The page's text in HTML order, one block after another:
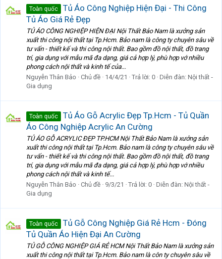
Toàn quốc
Tủ Áo Công Nghiệp Hiện Đại - Thi Công
Tủ Áo Giá Rẻ Đẹp
TỦ ÁO CÔNG NGHIỆP HIỆN ĐẠI Nội Thất Bảo Nam là xưởng sản
xuất thi công nội thất tại Tp.Hcm. Bảo nam là công ty chuyên sâu về
tư vấn - thiết kế và thi công nội thất. Bao gồm đồ nội thất, đồ trang
trí, gia dụng với mẫu mã đa dạng, giá cả hợp lý, phù hợp vớ nhiều
phong cách nội thất và kinh tế của...
Nguyễn Thân Bảo
Chủ đề 14/4/21 Trả lời: 0 Diễn đàn: Nội thất -
Gia dụng
Toàn quốc
Tủ Áo Gỗ Acrylic Đẹp Tp.Hcm - Tủ Quần
Áo Công Nghiệp Acrylic An Cường
TỦ ÁO GỖ ACRYLIC ĐẸP TP.HCM Nội Thất Bảo Nam là xưởng sản
xuất thi công nội thất tại Tp.Hcm. Bảo nam là công ty chuyên sâu về
tư vấn - thiết kế và thi công nội thất. Bao gồm đồ nội thất, đồ trang
trí, gia dụng với mẫu mã đa dạng, giá cả hợp lý, phù hợp vớ nhiều
phong cách nội thất và kinh tế...
Nguyễn Thân Bảo
Chủ đề 9/3/21 Trả lời: 0 Diễn đàn: Nội thất -
Gia dụng
Toàn quốc
Tủ Gỗ Công Nghiệp Giá Rẻ Hcm - Đóng
Tủ Quần Áo Hiện Đại An Cường
TỦ GỖ CÔNG NGHIỆP GIÁ RẺ HCM Nội Thất Bảo Nam là xưởng sản
xuất thi công nội thất tại Tp.Hcm. Bảo nam là côn ty chuyên sâu về